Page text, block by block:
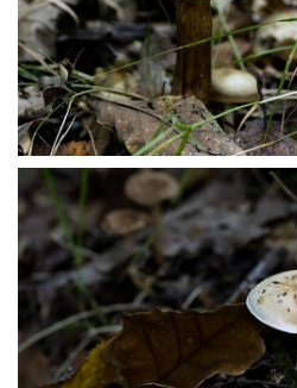
PA169390